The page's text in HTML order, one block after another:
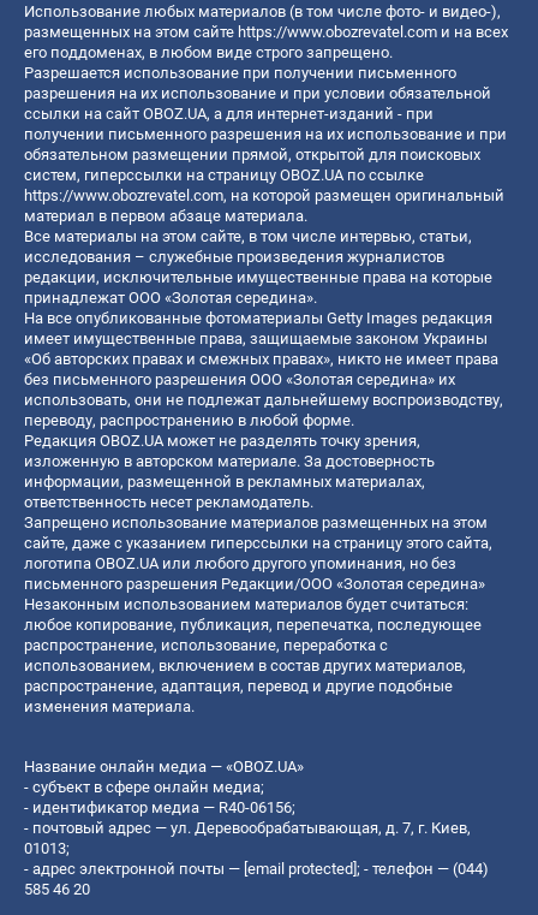
Использование любых материалов (в том числе фото- и видео-),
размещенных на этом сайте https://www.obozrevatel.com и на всех
его поддоменах, в любом виде строго запрещено.
Разрешается использование при получении письменного
разрешения на их использование и при условии обязательной
ссылки на сайт OBOZ.UA, а для интернет-изданий - при
получении письменного разрешения на их использование и при
обязательном размещении прямой, открытой для поисковых
систем, гиперссылки на страницу OBOZ.UA по ссылке
https://www.obozrevatel.com, на которой размещен оригинальный
материал в первом абзаце материала.
Все материалы на этом сайте, в том числе интервью, статьи,
исследования – служебные произведения журналистов
редакции, исключительные имущественные права на которые
принадлежат ООО «Золотая середина».
На все опубликованные фотоматериалы Getty Images редакция
имеет имущественные права, защищаемые законом Украины
«Об авторских правах и смежных правах», никто не имеет права
без письменного разрешения ООО «Золотая середина» их
использовать, они не подлежат дальнейшему воспроизводству,
переводу, распространению в любой форме.
Редакция OBOZ.UA может не разделять точку зрения,
изложенную в авторском материале. За достоверность
информации, размещенной в рекламных материалах,
ответственность несет рекламодатель.
Запрещено использование материалов размещенных на этом
сайте, даже с указанием гиперссылки на страницу этого сайта,
логотипа OBOZ.UA или любого другого упоминания, но без
письменного разрешения Редакции/ООО «Золотая середина»
Незаконным использованием материалов будет считаться:
любое копирование, публикация, перепечатка, последующее
распространение, использование, переработка с
использованием, включением в состав других материалов,
распространение, адаптация, перевод и другие подобные
изменения материала.
Название онлайн медиа — «OBOZ.UA»
- субъект в сфере онлайн медиа;
- идентификатор медиа — R40-06156;
- почтовый адрес — ул. Деревообрабатывающая, д. 7, г. Киев,
01013;
- адрес электронной почты — [email protected]; - телефон — (044)
585 46 20